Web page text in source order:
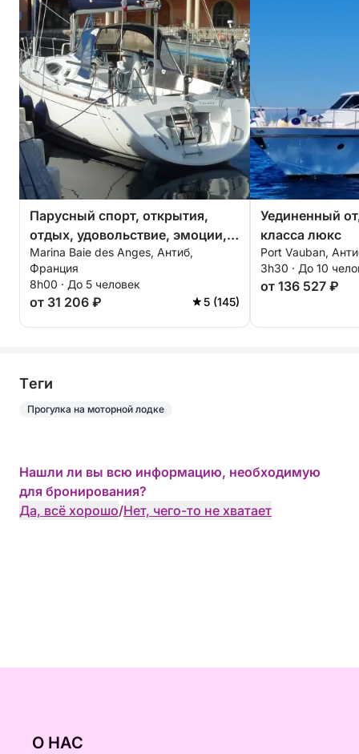
Парусный спорт, открытия,
отдых, удовольствие, эмоции,
досуг. От 2 до 5 человек.
Marina Baie des Anges, Антиб,
Франция
8h00 · До 5 человек
от 31 206 ₽ 5 (145)
Уединенный
класса люкс
Port Vauban,
3h30 · До 10
от 136 527 ₽
Tеги
Прогулка на моторной лодке
Нашли ли вы всю информацию, необходимую
для бронирования?
Да, всё хорошо/Нет, чего-то не хватает
О НАС